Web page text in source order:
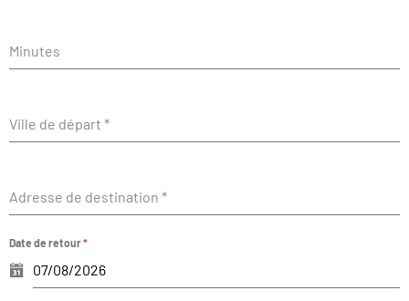
Minutes
Ville de départ *
Adresse de destination *
Date de retour*